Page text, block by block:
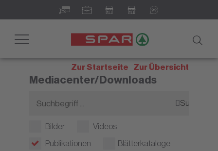
Toggle
Newsroom - Ihr digitales
Zur Übersicht
Zur Startseite
Mediacenter/Downloads
Suchen
Bilder
Videos
Publikationen
Blätterkataloge